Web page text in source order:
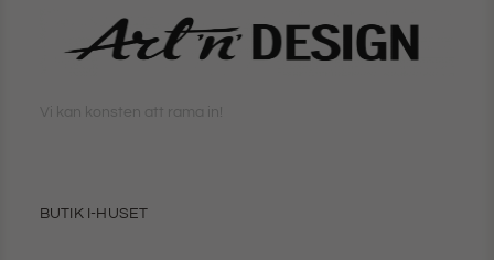
Vi kan konsten att rama in!
BUTIK I-HUSET